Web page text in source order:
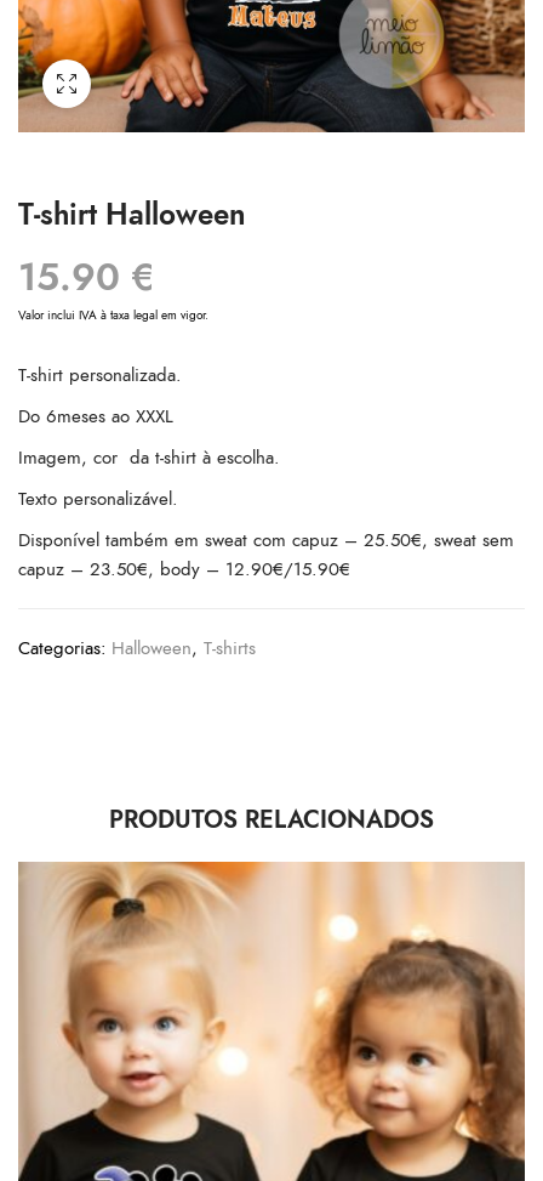
T-shirt Halloween
15.90 €
Valor inclui IVA à taxa legal em vigor.
T-shirt personalizada.
Do 6meses ao XXXL
Imagem, cor da t-shirt à escolha.
Texto personalizável.
Disponível também em sweat com capuz – 25.50€, sweat sem
capuz – 23.50€, body – 12.90€/15.90€
Categorias: Halloween, T-shirts
PRODUTOS RELACIONADOS